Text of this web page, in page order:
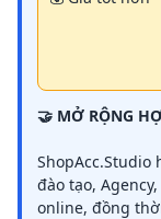
lượng để
💬 Hỗ Trợ
Nếu cần hỗ
hoặc triển
👉 Telegram:
🤝 MỞ RỘNG
đào tạo,
online, đồng